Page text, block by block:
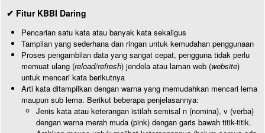
✔ Fitur KBBI Daring
Pencarian satu kata atau banyak kata sekaligus
Tampilan yang sederhana dan ringan untuk kemudahan penggunaan
Proses pengambilan data yang sangat cepat, pengguna tidak perlu
memuat ulang (reload/refresh) jendela atau laman web (website)
untuk mencari kata berikutnya
Arti kata ditampilkan dengan warna yang memudahkan mencari lema
maupun sub lema. Berikut beberapa penjelasannya:
Jenis kata atau keterangan istilah semisal n (nomina), v (verba)
dengan warna merah muda (pink) dengan garis bawah titik-titik.